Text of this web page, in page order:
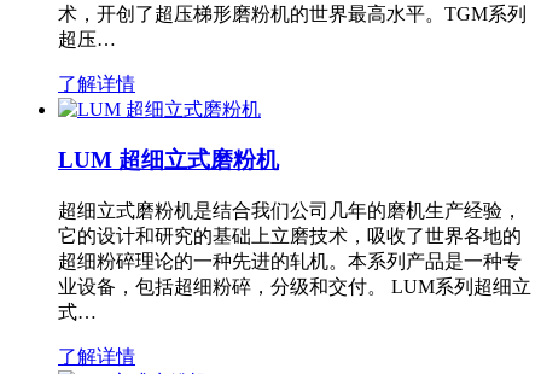
术，开创了超压梯形磨粉机的世界最高水平。TGM系列
超压…
了解详情
LUM 超细立式磨粉机
超细立式磨粉机是结合我们公司几年的磨机生产经验，
它的设计和研究的基础上立磨技术，吸收了世界各地的
超细粉碎理论的一种先进的轧机。本系列产品是一种专
业设备，包括超细粉碎，分级和交付。 LUM系列超细立
式…
了解详情